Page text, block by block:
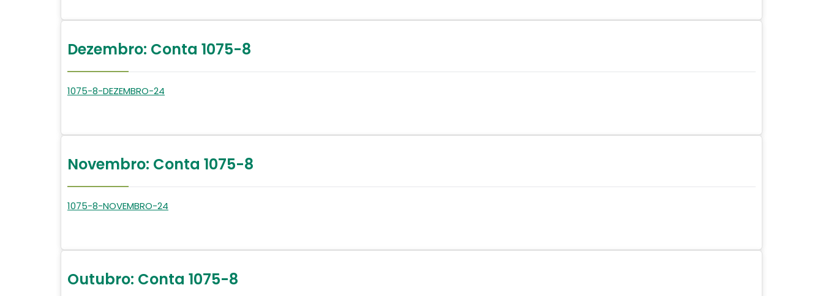
Dezembro: Conta 1075-8
1075-8-DEZEMBRO-24
Novembro: Conta 1075-8
1075-8-NOVEMBRO-24
Outubro: Conta 1075-8